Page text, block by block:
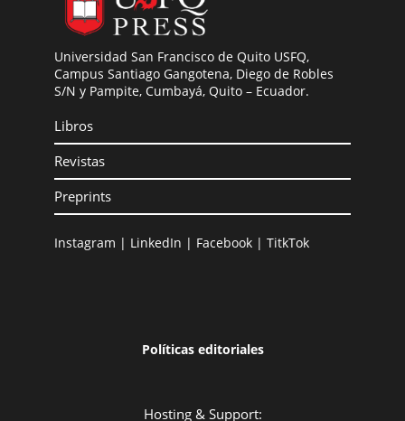
Universidad San Francisco de Quito USFQ,
Campus Santiago Gangotena, Diego de Robles
S/N y Pampite, Cumbayá, Quito – Ecuador.
Libros
Revistas
Preprints
Instagram | LinkedIn | Facebook | TitkTok
Políticas editoriales
Hosting & Support: